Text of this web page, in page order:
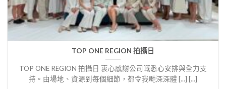
TOP ONE REGION 拍攝日
TOP ONE REGION 拍攝日 衷心感謝公司嘅悉心安排與全力支
持。由場地、資源到每個細節，都令我哋深深體 [...] [...]